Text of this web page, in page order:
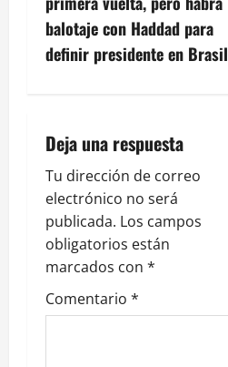
a
c
ó
n
d
e
e
n
balotaje con Haddad para
definir presidente en Brasil
Deja una respuesta
Tu dirección de correo
electrónico no será
publicada. Los campos
obligatorios están
marcados con *
Comentario *